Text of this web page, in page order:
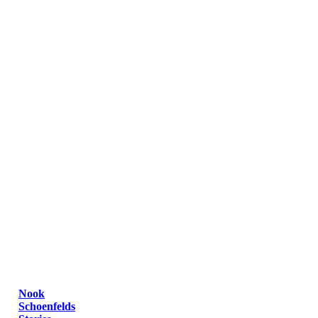
Nook
Schoenfelds